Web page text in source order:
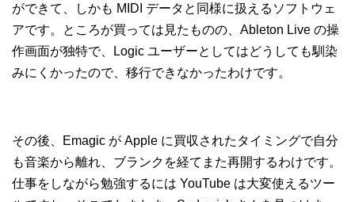
ができて、しかも MIDI データと同様に扱えるソフトウェ
アです。ところが買っては見たものの、Ableton Live の操
作画面が独特で、Logic ユーザーとしてはどうしても馴染
みにくかったので、移行できなかったわけです。
その後、Emagic が Apple に買収されたタイミングで自分
も音楽から離れ、ブランクを経てまた再開するわけです。
仕事をしながら勉強するには YouTube は大変使えるツー